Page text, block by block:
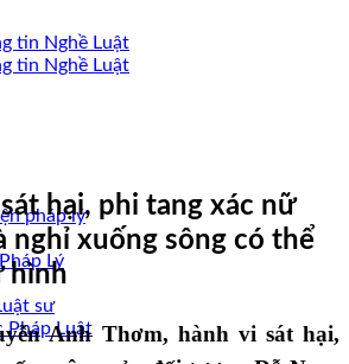
pháp lý
Lý
sư
Pháp Luật
năng
hại, phi tang xác nữ
nghỉ xuống sông có thể
hình
Anh Thơm, hành vi sát hại,